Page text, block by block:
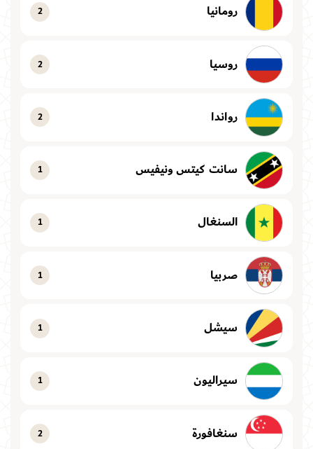
رومانيا 2
روسيا 2
رواندا 2
سانت كيتس ونيفيس 1
السنغال 1
صربيا 1
سيشل 1
سيراليون 1
سنغافورة 2